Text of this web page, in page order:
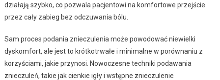
działają szybko, co pozwala pacjentowi na komfortowe przejście
przez cały zabieg bez odczuwania bólu.
Sam proces podania znieczulenia może powodować niewielki
dyskomfort, ale jest to krótkotrwałe i minimalne w porównaniu z
korzyściami, jakie przynosi. Nowoczesne techniki podawania
znieczuleń, takie jak cienkie igły i wstępne znieczulenie